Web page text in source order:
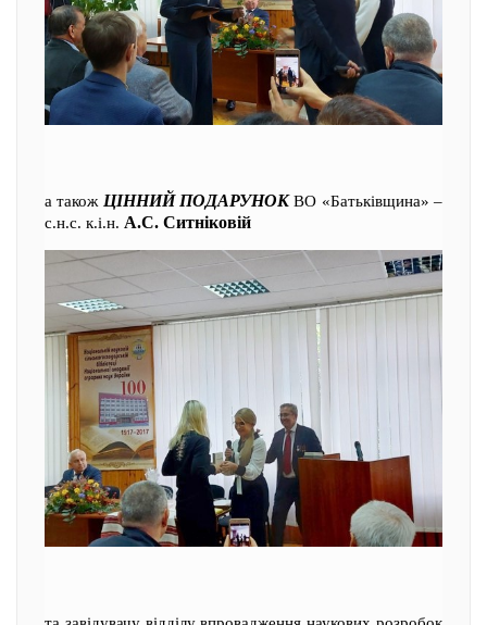
а також ЦІННИЙ ПОДАРУНОКВО «Батьківщина» –
с.н.с. к.і.н. А.С. Ситніковій